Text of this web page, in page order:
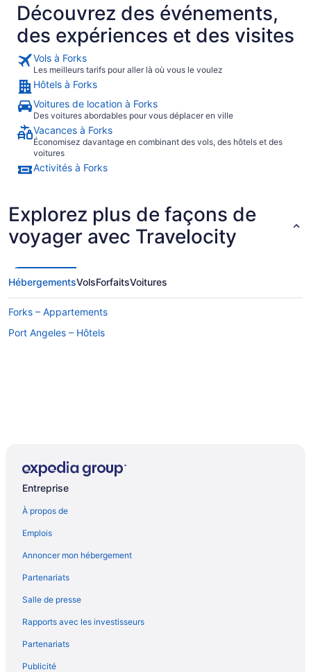
Découvrez des événements,
des expériences et des visites
Vols à Forks
Les meilleurs tarifs pour aller là où vous le voulez
Hôtels à Forks
Voitures de location à Forks
Des voitures abordables pour vous déplacer en ville
Vacances à Forks
Économisez davantage en combinant des vols, des hôtels et des
voitures
Activités à Forks
Explorez plus de façons de
voyager avec Travelocity
HébergementsVolsForfaitsVoitures
Forks – Appartements
Port Angeles – Hôtels
Entreprise
À propos de
Emplois
Annoncer mon hébergement
Partenariats
Salle de presse
Rapports avec les investisseurs
Partenariats
Publicité